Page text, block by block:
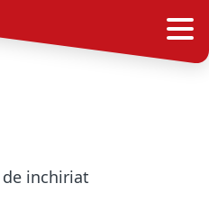
inchiriat